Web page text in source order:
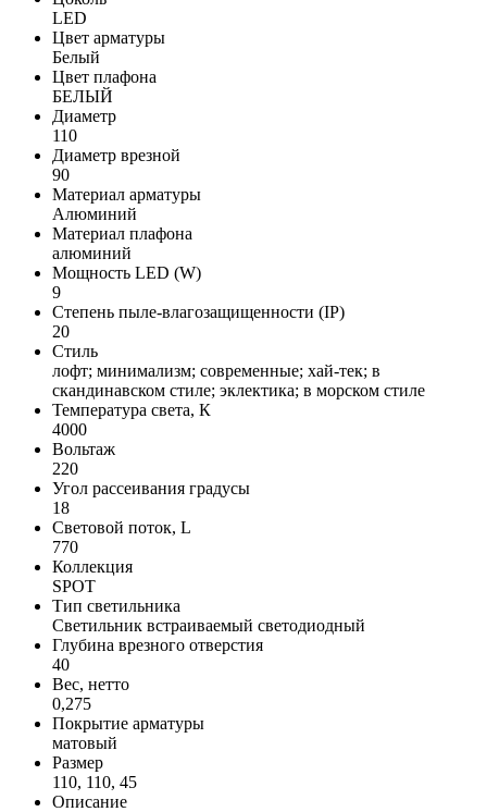
LED
Цвет арматуры
Белый
Цвет плафона
БЕЛЫЙ
Диаметр
110
Диаметр врезной
90
Материал арматуры
Алюминий
Материал плафона
алюминий
Мощность LED (W)
9
Степень пыле-влагозащищенности (IP)
20
Стиль
лофт; минимализм; современные; хай-тек; в
скандинавском стиле; эклектика; в морском стиле
Температура света, К
4000
Вольтаж
220
Угол рассеивания градусы
18
Световой поток, L
770
Коллекция
SPOT
Тип светильника
Светильник встраиваемый светодиодный
Глубина врезного отверстия
40
Вес, нетто
0,275
Покрытие арматуры
матовый
Размер
110, 110, 45
Описание